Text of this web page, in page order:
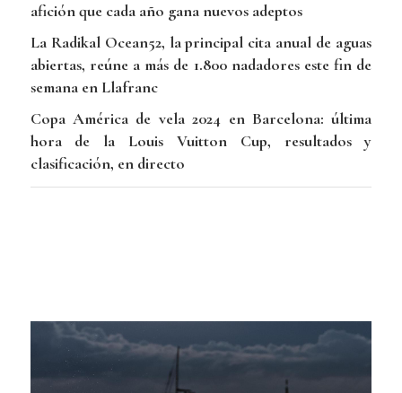
afición que cada año gana nuevos adeptos
La Radikal Ocean52, la principal cita anual de aguas
abiertas, reúne a más de 1.800 nadadores este fin de
semana en Llafranc
Copa América de vela 2024 en Barcelona: última
hora de la Louis Vuitton Cup, resultados y
clasificación, en directo